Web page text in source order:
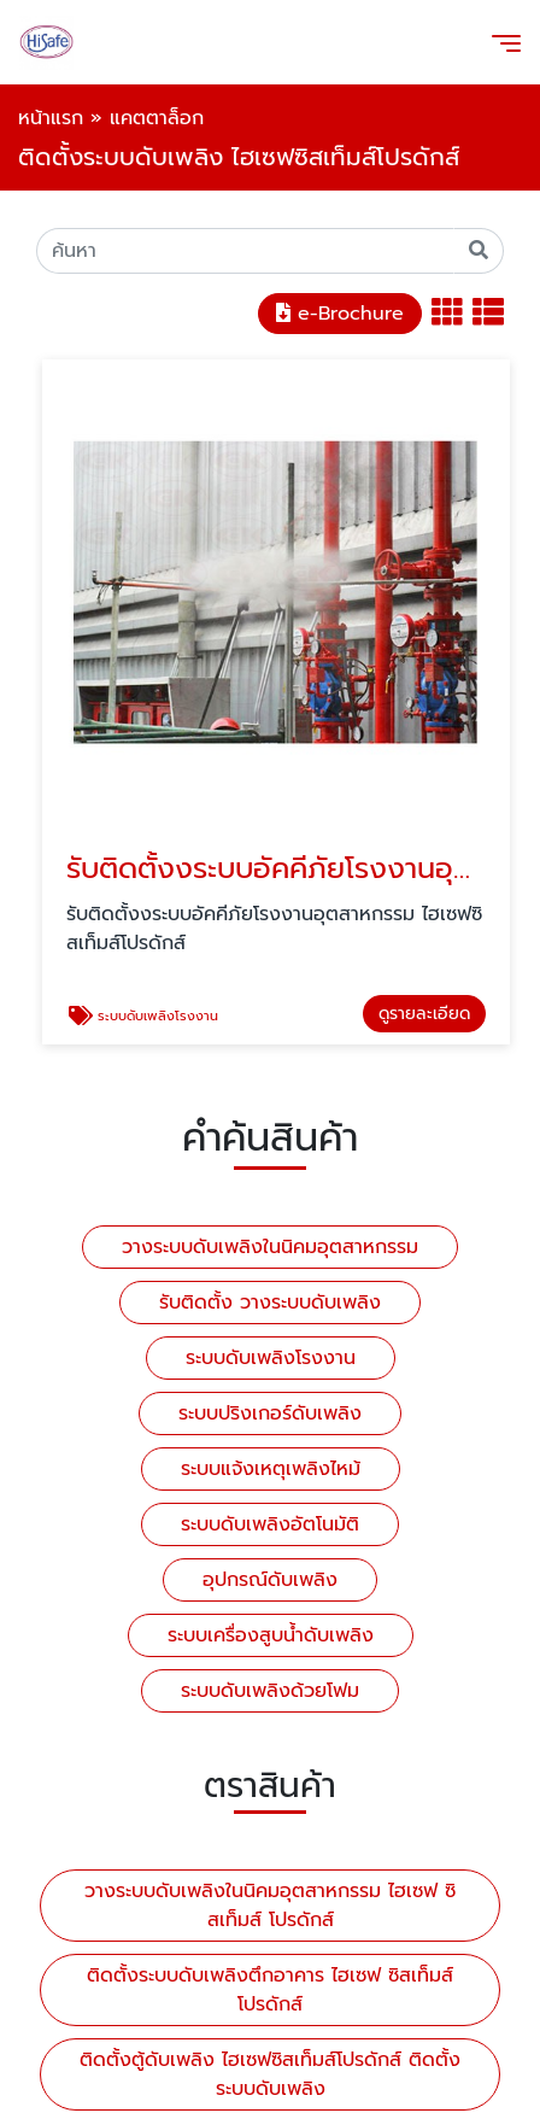
หน้าแรก » แคตตาล็อก
ติดตั้งระบบดับเพลิง ไฮเซฟซิสเท็มส์โปรดักส์
e-Brochure
รับติดตั้งงระบบอัคคีภัยโรงงานอุตสาหกรรม
รับติดตั้งงระบบอัคคีภัยโรงงานอุตสาหกรรม ไฮเซฟซิ
สเท็มส์โปรดักส์
ระบบดับเพลิงโรงงาน ดูรายละเอียด
คำค้นสินค้า
วางระบบดับเพลิงในนิคมอุตสาหกรรม
รับติดตั้ง วางระบบดับเพลิง
ระบบดับเพลิงโรงงาน
ระบบปริงเกอร์ดับเพลิง
ระบบแจ้งเหตุเพลิงไหม้
ระบบดับเพลิงอัตโนมัติ
อุปกรณ์ดับเพลิง
ระบบเครื่องสูบน้ำดับเพลิง
ระบบดับเพลิงด้วยโฟม
ตราสินค้า
วางระบบดับเพลิงในนิคมอุตสาหกรรม ไฮเซฟ ซิ
สเท็มส์ โปรดักส์
ติดตั้งระบบดับเพลิงตึกอาคาร ไฮเซฟ ซิสเท็มส์
โปรดักส์
ติดตั้งตู้ดับเพลิง ไฮเซฟซิสเท็มส์โปรดักส์ ติดตั้ง
ระบบดับเพลิง